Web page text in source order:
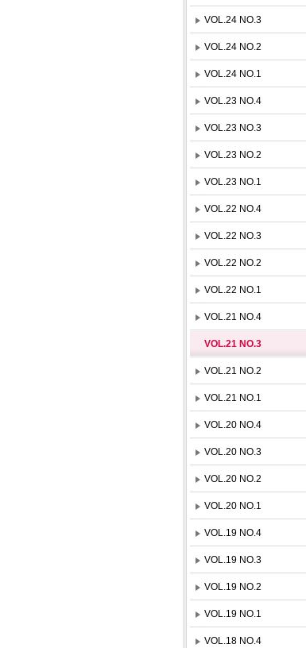
VOL.24 NO.3
VOL.24 NO.2
VOL.24 NO.1
VOL.23 NO.4
VOL.23 NO.3
VOL.23 NO.2
VOL.23 NO.1
VOL.22 NO.4
VOL.22 NO.3
VOL.22 NO.2
VOL.22 NO.1
VOL.21 NO.4
VOL.21 NO.3
VOL.21 NO.2
VOL.21 NO.1
VOL.20 NO.4
VOL.20 NO.3
VOL.20 NO.2
VOL.20 NO.1
VOL.19 NO.4
VOL.19 NO.3
VOL.19 NO.2
VOL.19 NO.1
VOL.18 NO.4